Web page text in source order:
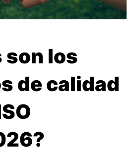
Enviar
son los
de calidad